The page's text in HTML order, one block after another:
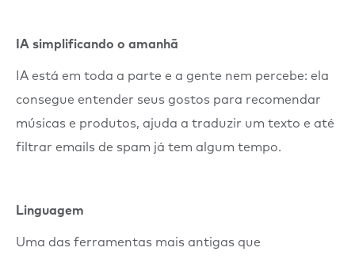
IA simplificando o amanhã
IA está em toda a parte e a gente nem percebe: ela
consegue entender seus gostos para recomendar
músicas e produtos, ajuda a traduzir um texto e até
filtrar emails de spam já tem algum tempo.
Linguagem
Uma das ferramentas mais antigas que